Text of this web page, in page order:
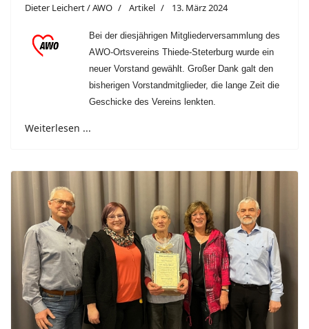
Dieter Leichert / AWO Artikel 13. März 2024
Bei der diesjährigen Mitgliederversammlung des
AWO-Ortsvereins Thiede-Steterburg wurde ein
neuer Vorstand gewählt. Großer Dank galt den
bisherigen Vorstandmitglieder, die lange Zeit die
Geschicke des Vereins lenkten.
Weiterlesen ...